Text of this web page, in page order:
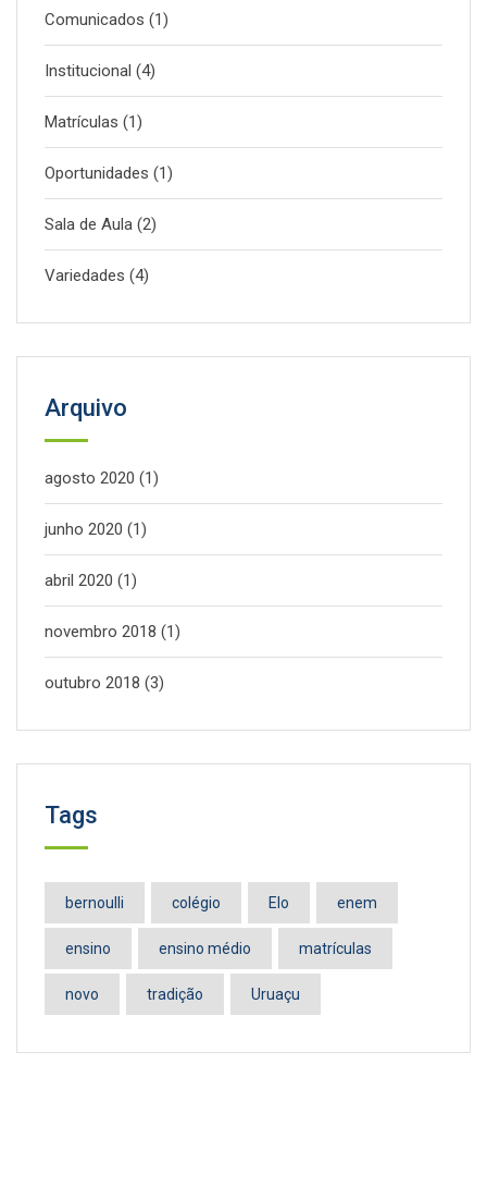
Comunicados (1)
Institucional (4)
Matrículas (1)
Oportunidades (1)
Sala de Aula (2)
Variedades (4)
Arquivo
agosto 2020 (1)
junho 2020 (1)
abril 2020 (1)
novembro 2018 (1)
outubro 2018 (3)
Tags
bernoulli colégio Elo enem
ensino ensino médio matrículas
novo tradição Uruaçu